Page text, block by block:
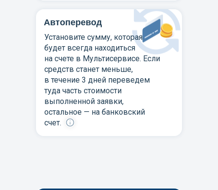
Автоперевод
Установите сумму, которая
будет всегда находиться
на счете в Мультисервисе. Если
средств станет меньше,
в течение 3 дней переведем
туда часть стоимости
выполненной заявки,
остальное — на банковский
счет.